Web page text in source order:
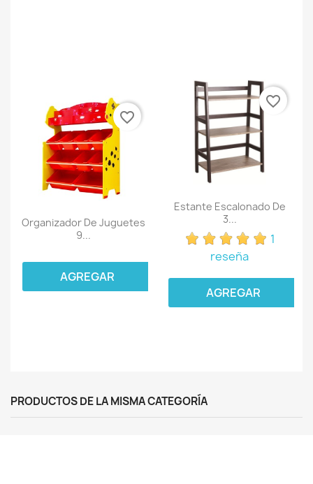
Organizador De Juguetes
9...
AGREGAR
favorite_border
Estante Escalonado De
3...
1
reseña
AGREGAR
favorite_border
PRODUCTOS DE LA MISMA CATEGORÍA